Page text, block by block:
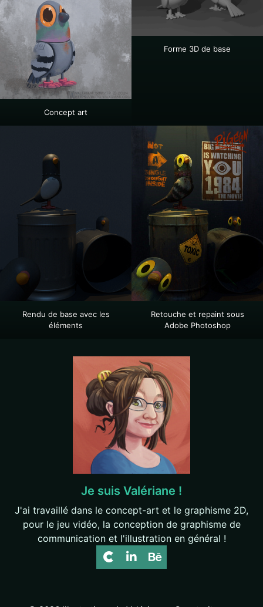
Concept art
Forme 3D de base
Rendu de base avec les
éléments
Retouche et repaint sous
Adobe Photoshop
Je suis Valériane !
J'ai travaillé dans le concept-art et le graphisme 2D,
pour le jeu vidéo, la conception de graphisme de
communication et l'illustration en général !